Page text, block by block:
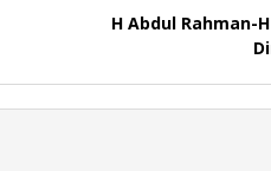
H Abdul Rahman-